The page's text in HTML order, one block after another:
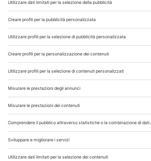
Chi Siamo
Contatti
Note Legali
Privacy